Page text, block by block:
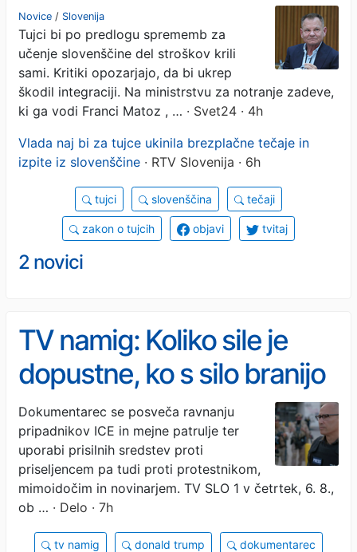
Novice / Slovenija
Tujci bi po predlogu sprememb za
učenje slovenščine del stroškov krili
sami. Kritiki opozarjajo, da bi ukrep
škodil integraciji. Na ministrstvu za notranje zadeve,
ki ga vodi Franci Matoz , … · Svet24 · 4h
Vlada naj bi za tujce ukinila brezplačne tečaje in
izpite iz slovenščine · RTV Slovenija · 6h
tujci slovenščina tečaji
zakon o tujcih objavi tvitaj
2 novici
TV namig: Koliko sile je
dopustne, ko s silo branijo
zakon?
Dokumentarec se posveča ravnanju
pripadnikov ICE in mejne patrulje ter
uporabi prisilnih sredstev proti
priseljencem pa tudi proti protestnikom,
mimoidočim in novinarjem. TV SLO 1 v četrtek, 6. 8.,
ob … · Delo · 7h
tv namig donald trump dokumentarec